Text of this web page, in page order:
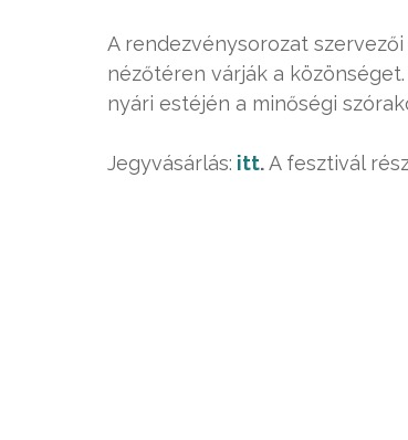
A rendezvénysorozat
nézőtéren várják a
nyári estéjén a minőségi
Jegyvásárlás: itt.A fesztivál